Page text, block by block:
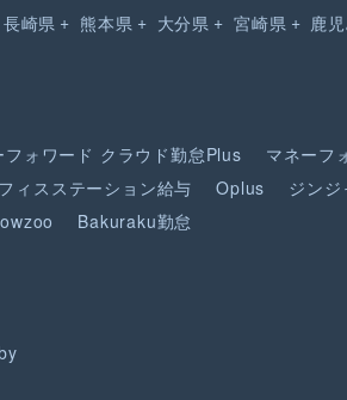
長崎県 熊本県 大分県 宮崎県 鹿
フォワード クラウド勤怠Plus マネーフ
ィスステーション給与 Oplus ジンジ
Bakuraku勤怠